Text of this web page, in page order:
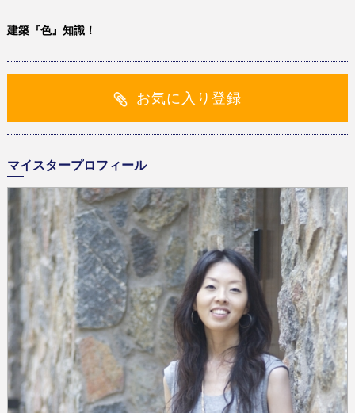
建築『色』知識！
お気に入り登録
マイスタープロフィール